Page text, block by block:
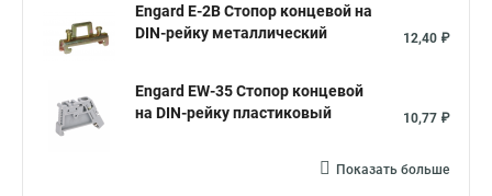
Engard E-2B Стопор концевой на
DIN-рейку металлический
12,40 ₽
Engard EW-35 Стопор концевой
на DIN-рейку пластиковый
10,77 ₽
Показать больше